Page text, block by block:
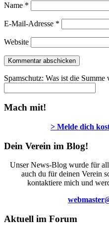
Name *
E-Mail-Adresse *
Website
Spamschutz: Was ist die
Mach mit!
> Melde dich
Dein Verein im Blog!
Unser News-Blog wurde für
auch du für deinen Verein
kontaktiere mich und
Aktuell im Forum